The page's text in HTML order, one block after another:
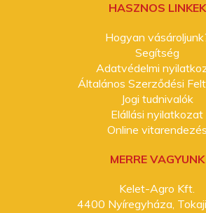
HASZNOS LINKEK
Hogyan
Segítség
Adatvédelmi
Általános Szerződési
Jogi tudnivalók
Elállási nyilatkozat
Online vitarendezés
MERRE VAGYUNK
Kelet-Agro Kft.
4400 Nyíregyháza,